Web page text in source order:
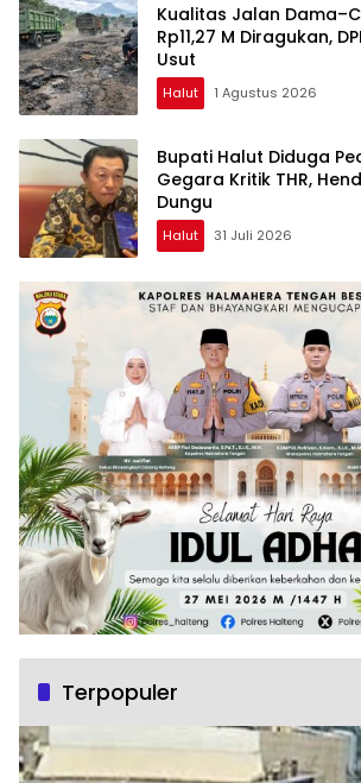
Kualitas Jalan
Rp11,27 M Diragukan,
Usut
Halut 1 Agustus 2026
Bupati Halut Diduga
Gegara Kritik THR,
Dungu
Halut 31 Juli 2026
Terpopuler